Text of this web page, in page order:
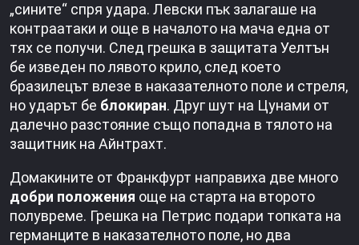
„сините“ спря удара. Левски пък залагаше на
контраатаки и още в началото на мача една от
тях се получи. След грешка в защитата Уелтън
бе изведен по лявото крило, след което
бразилецът влезе в наказателното поле и стреля,
но ударът бе блокиран. Друг шут на Цунами от
далечно разстояние също попадна в тялото на
защитник на Айнтрахт.
Домакините от Франкфурт направиха две много
добри положения още на старта на второто
полувреме. Грешка на Петрис подари топката на
германците в наказателното поле, но два